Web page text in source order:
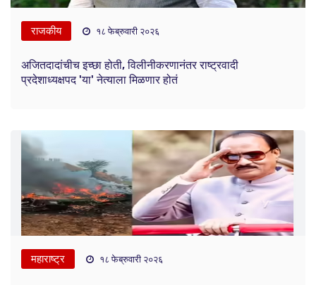
राजकीय १८ फेब्रुवारी २०२६
अजितदादांचीच इच्छा होती, विलीनीकरणानंतर राष्ट्रवादी
प्रदेशाध्यक्षपद 'या' नेत्याला मिळणार होतं
महाराष्ट्र १८ फेब्रुवारी २०२६